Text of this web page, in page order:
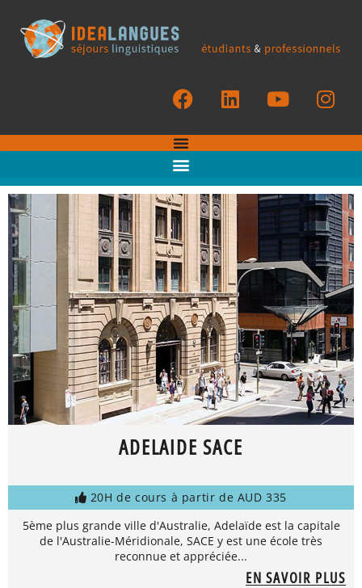
ADELAIDE SACE
20H de cours à partir de AUD 335
5ème plus grande ville d'Australie, Adelaïde est la capitale
de l'Australie-Méridionale, SACE y est une école très
reconnue et appréciée...
EN SAVOIR PLUS